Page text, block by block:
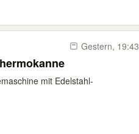
Gestern, 19:43
mit Edelstahl-